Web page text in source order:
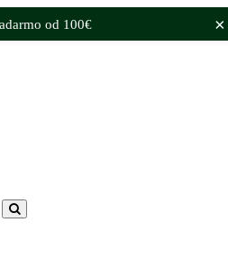
×
od 100€